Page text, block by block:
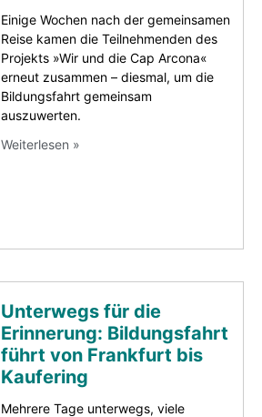
Einige Wochen nach der gemeinsamen
Reise kamen die Teilnehmenden des
Projekts »Wir und die Cap Arcona«
erneut zusammen – diesmal, um die
Bildungsfahrt gemeinsam
auszuwerten.
Weiterlesen »
Unterwegs für die
Erinnerung: Bildungsfahrt
führt von Frankfurt bis
Kaufering
Mehrere Tage unterwegs, viele